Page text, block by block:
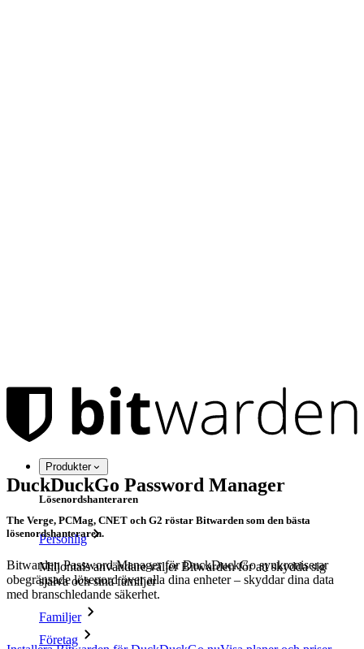
Produkter
Lösenordshanteraren
Personlig
Miljontals användare väljer Bitwarden för att skydda sig
själva och sina familjer
Familjer
Företag
DuckDuckGo Password Manager
The Verge, PCMag, CNET och G2 röstar Bitwarden som den bästa
lösenordshanteraren.
Bitwarden Password Manager för DuckDuckGo synkroniserar
obegränsade lösenord över alla dina enheter – skyddar dina data
med branschledande säkerhet.